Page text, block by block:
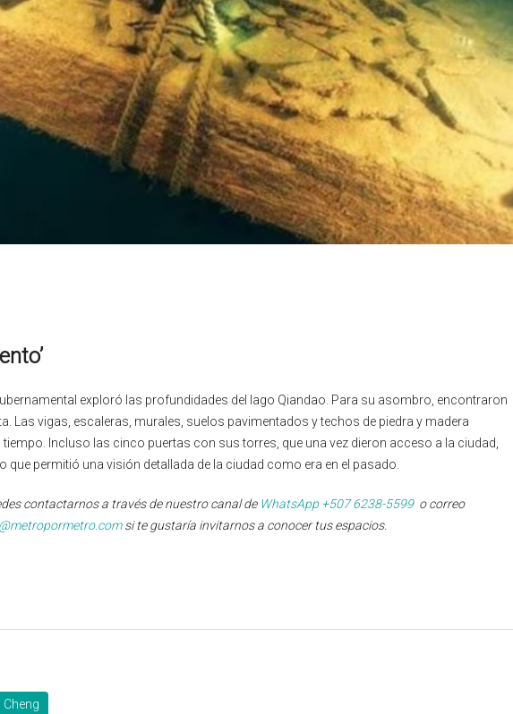
exploró las profundidades del lago Qiandao. Para su asombro, encontraron
Las vigas, escaleras, murales, suelos pavimentados y techos de piedra y madera
Incluso las cinco puertas con sus torres, que una vez dieron acceso a la ciudad,
que permitió una visión detallada de la ciudad como era en el pasado.
contactarnos a través de nuestro canal de WhatsApp +507 6238-5599o correo
si te gustaría invitarnos a conocer tus espacios.
Cheng